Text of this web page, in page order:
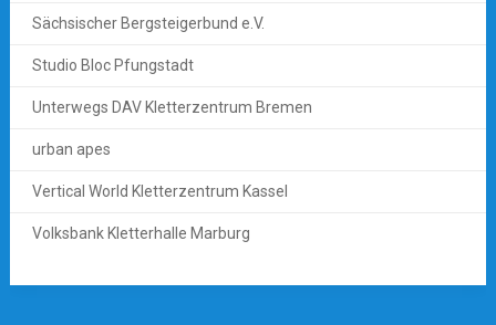
Sächsischer Bergsteigerbund e.V.
Studio Bloc Pfungstadt
Unterwegs DAV Kletterzentrum Bremen
urban apes
Vertical World Kletterzentrum Kassel
Volksbank Kletterhalle Marburg